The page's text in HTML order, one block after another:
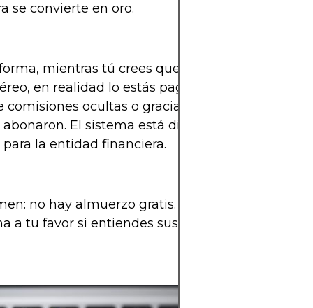
se convierte en oro.
mientras tú crees que el banco “te regala”
en realidad lo estás pagando
comisiones ocultas o gracias a los intereses que
El sistema está diseñado para que
la entidad financiera.
no hay almuerzo gratis. Pero sí es posible
a tu favor si entiendes sus reglas.